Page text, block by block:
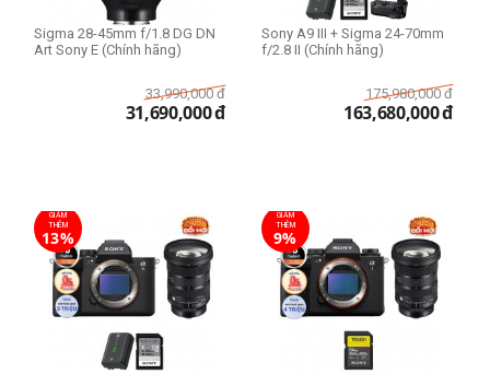
Sigma 28-45mm f/1.8 DG DN
Art Sony E (Chính hãng)
33,990,000 đ
31,690,000đ
Sony A9 III + Sigma 24-70mm
f/2.8 II (Chính hãng)
175,980,000 đ
163,680,000đ
GIẢM
THÊM
13%
GIẢM
THÊM
9%